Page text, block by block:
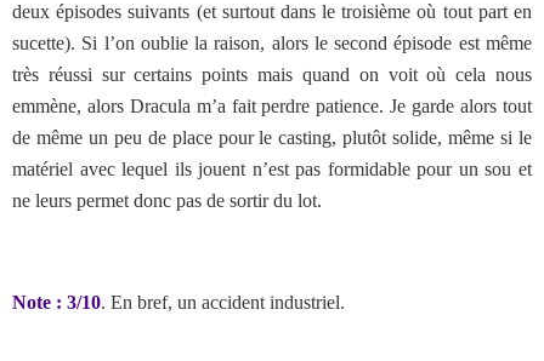
deux épisodes suivants (et surtout dans le troisième où tout part en
sucette). Si l’on oublie la raison, alors le second épisode est même
très réussi sur certains points mais quand on voit où cela nous
emmène, alors Dracula m’a fait perdre patience. Je garde alors tout
de même un peu de place pour le casting, plutôt solide, même si le
matériel avec lequel ils jouent n’est pas formidable pour un sou et
ne leurs permet donc pas de sortir du lot.
Note : 3/10. En bref, un accident industriel.